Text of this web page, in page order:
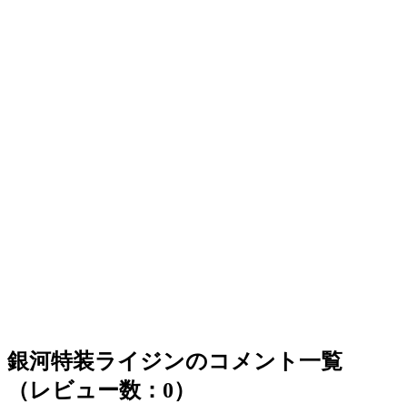
銀河特装ライジンのコメント一覧
（レビュー数：0）